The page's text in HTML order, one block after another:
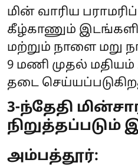
மின் வாரிய
கீழ்காணும்
மற்றும் நாளை மறு
9 மணி முதல்
தடை
3-ந்தேதி
அம்பத்தூர்: